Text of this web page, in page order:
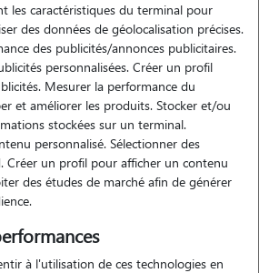
les caractéristiques du terminal pour
des données de géolocalisation précises.
des publicités/annonces publicitaires.
personnalisées. Créer un profil
Mesurer la performance du
et améliorer les produits. Stocker et/ou
stockées sur un terminal.
personnalisé. Sélectionner des
Créer un profil pour afficher un contenu
des études de marché afin de générer
à l'utilisation de ces technologies en